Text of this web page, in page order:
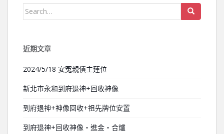
Search for:
近期文章
2024/5/18 安冤親債主蓮位
新北市永和到府退神+回收神像
到府退神+神像回收+祖先牌位安置
到府退神+回收神像‧進金‧合爐